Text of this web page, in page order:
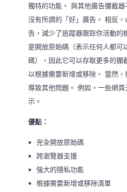
獨特的功能。 與其他廣告攔截
沒有所謂的「好」廣告。 相反
告，減少了追蹤器跟踪你活動的
是開放原始碼（表示任何人都可
碼），因此它可以存取更多的攔
以根據需要新增或移除。 當然
導致其他問題。 例如，一些網
示。
優點：
完全開放原始碼
跨瀏覽器支援
強大的隱私功能
根據需要新增或移除清單